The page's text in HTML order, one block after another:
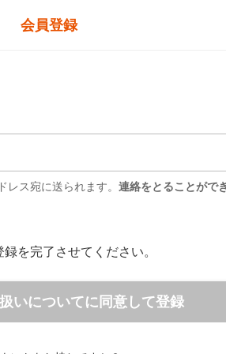
会員登録
ス宛に送られます。 連絡をとることがで
を完了させてください。
いについてに同意して登録